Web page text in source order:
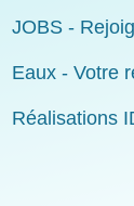
JOBS -
Eaux - Votre
Réalisations